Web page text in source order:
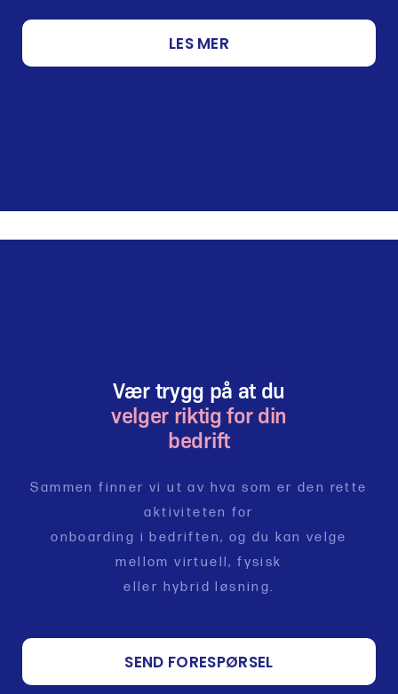
LES MER
Vær trygg på at du
velger riktig for din
bedrift
Sammen finner vi ut av hva som er den rette
aktiviteten for
onboarding i bedriften, og du kan velge
mellom virtuell, fysisk
eller hybrid løsning.
SEND FORESPØRSEL